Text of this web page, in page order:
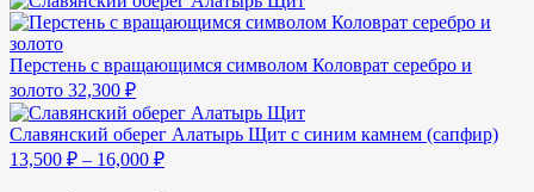
Перстень с вращающимся символом Коловрат серебро и
золото 32,300 ₽
Славянский оберег Алатырь Щит с синим камнем (сапфир)
13,500 ₽ – 16,000 ₽